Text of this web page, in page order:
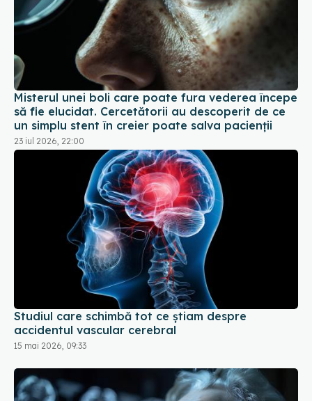
Misterul unei boli care poate fura vederea începe
să fie elucidat. Cercetătorii au descoperit de ce
un simplu stent în creier poate salva pacienții
23 iul 2026, 22:00
Studiul care schimbă tot ce știam despre
accidentul vascular cerebral
15 mai 2026, 09:33